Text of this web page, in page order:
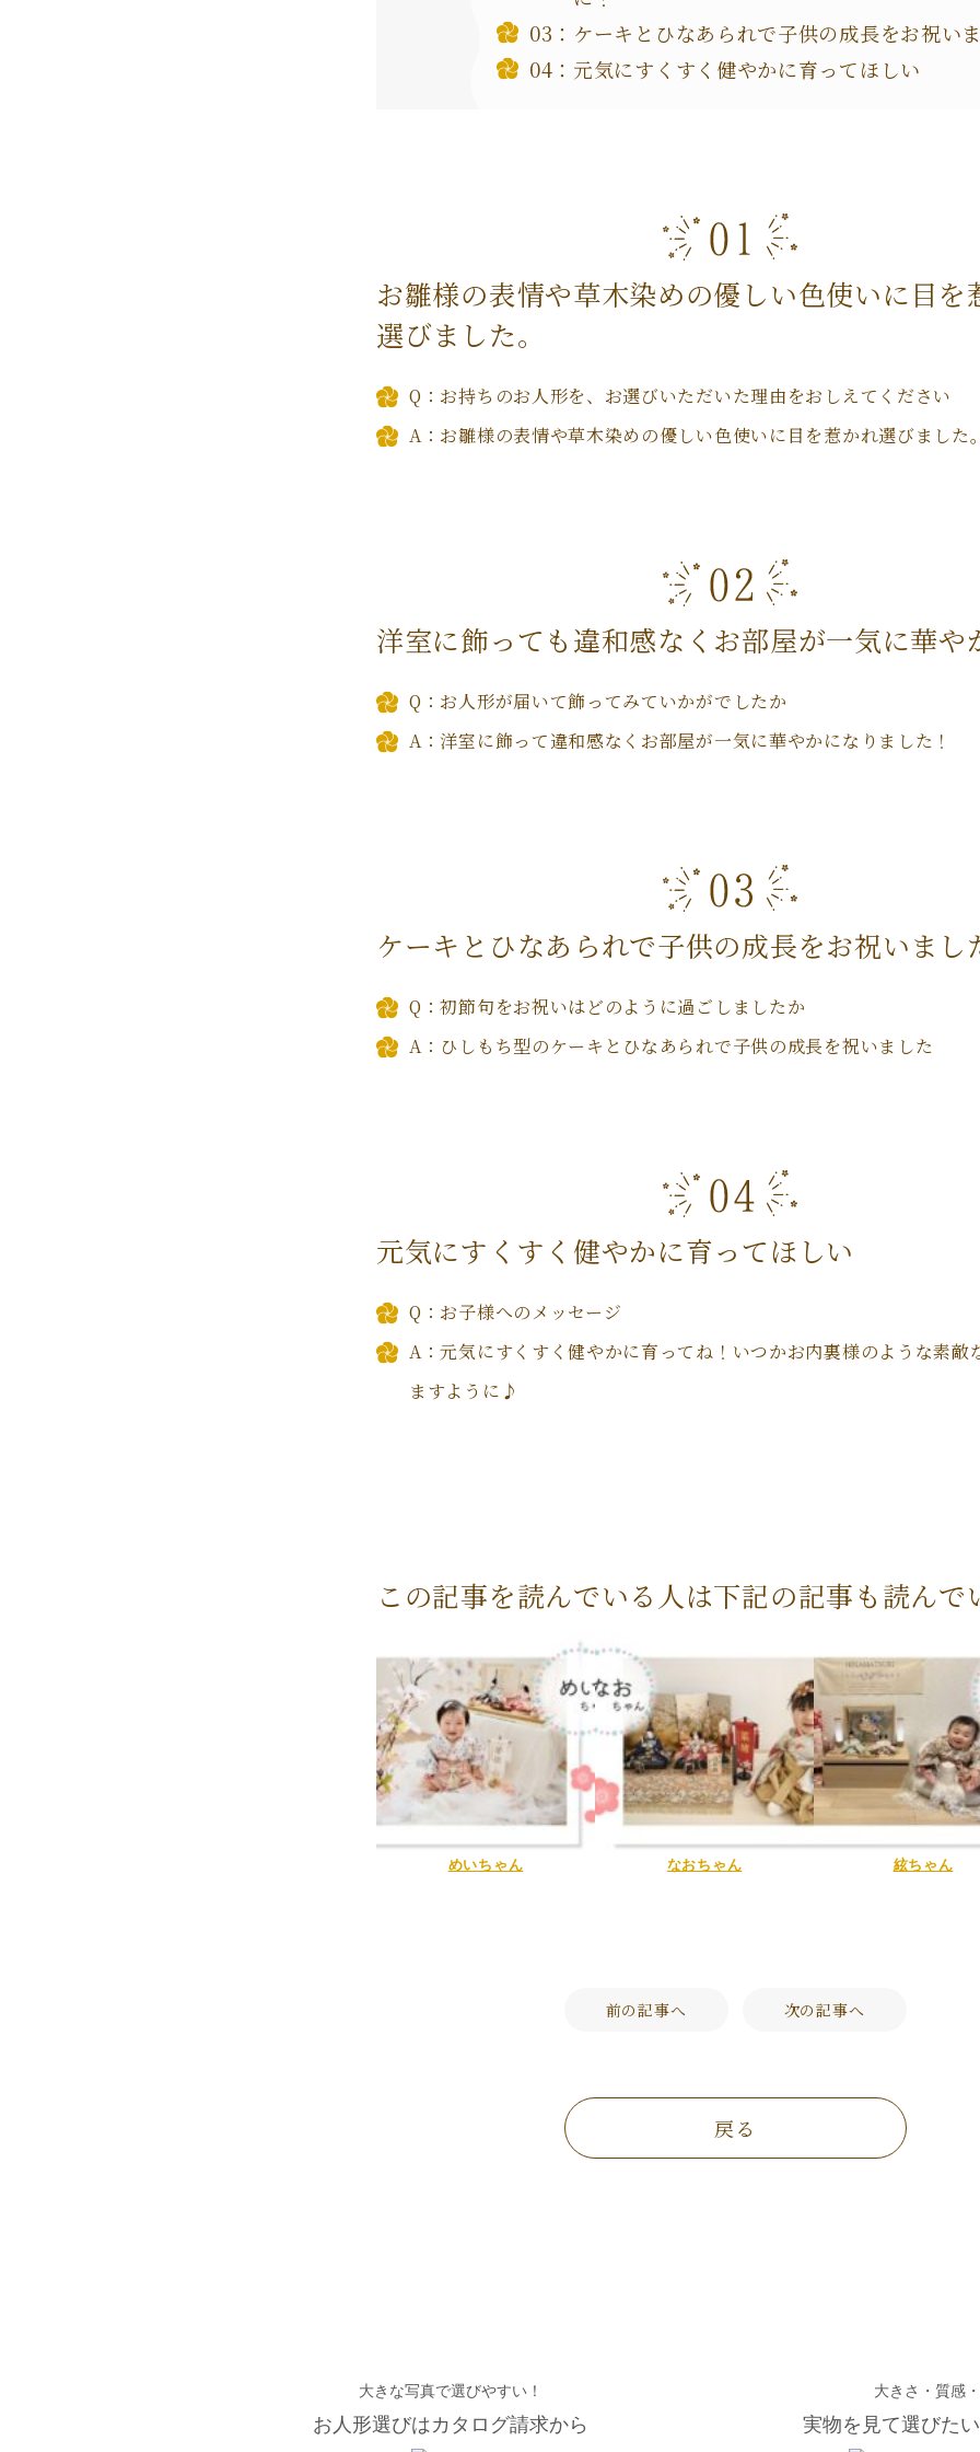
ケーキとひなあられで子供の成長をお祝い
元気にすくすく健やかに育ってほしい
お雛様の表情や草木染めの優しい色使いに目を
選びました。
Q：お持ちのお人形を、お選びいただいた理由をおしえてください
A：お雛様の表情や草木染めの優しい色使いに目を惹かれ選びました
洋室に飾っても違和感なくお部屋が一気に華や
Q：お人形が届いて飾ってみていかがでしたか
A：洋室に飾って違和感なくお部屋が一気に華やかになりました！
ケーキとひなあられで子供の成長をお祝いまし
Q：初節句をお祝いはどのように過ごしましたか
A：ひしもち型のケーキとひなあられで子供の成長を祝いました
元気にすくすく健やかに育ってほしい
Q：お子様へのメッセージ
A：元気にすくすく健やかに育ってね！いつかお内裏様のような素敵
ますように♪
この記事を読んでいる人は下記の記事も読んで
めいちゃん なおちゃん 絃ちゃん
前の記事へ 次の記事へ
戻る
大きな写真で選びやすい！
お人形選びはカタログ請求から
大きさ・質感
実物を見て選びた